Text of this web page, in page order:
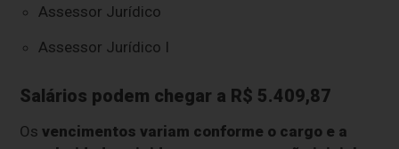
Assessor Jurídico
Assessor Jurídico I
Salários podem chegar a R$ 5.409,87
Osvencimentos variam conforme o cargo e a